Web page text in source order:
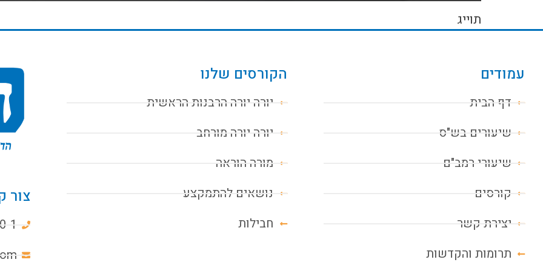
תוייג
עמודים
דף הבית
שיעורים בש"ס
שיעורי רמב"ם
קורסים
יצירת קשר
תרומות והקדשות
הקורסים שלנו
יורה יורה הרבנות הראשית
יורה יורה מורחב
מורה הוראה
נושאים להתמקצע
חבילות
צור
1